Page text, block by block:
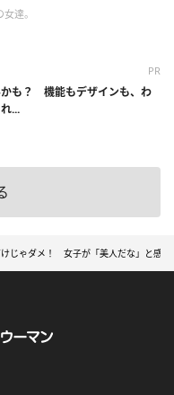
達。
PR
かも？ 機能もデザインも、わ
...
じゃダメ！ 女子が「美人だな」と感じ